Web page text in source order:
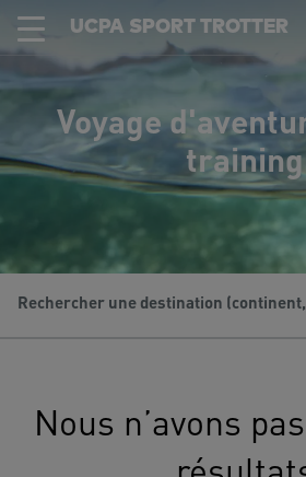
UCPA SPORT TROTTER
Voyage
training
Nous n’avons